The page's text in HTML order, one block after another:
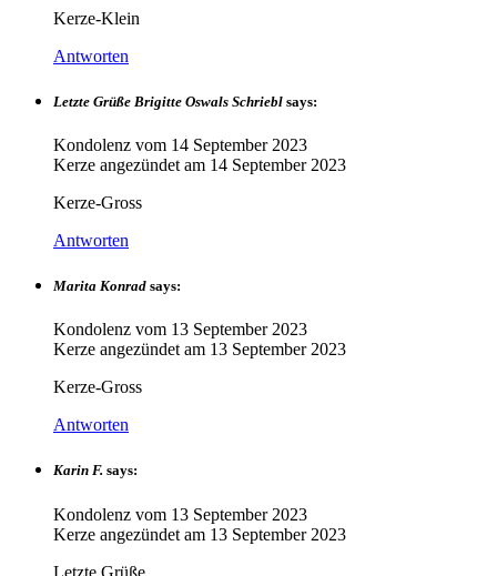
Kerze-Klein
Antworten
Letzte Grüße Brigitte Oswals Schriebl says:
Kondolenz vom 14 September 2023
Kerze angezündet am 14 September 2023
Kerze-Gross
Antworten
Marita Konrad says:
Kondolenz vom 13 September 2023
Kerze angezündet am 13 September 2023
Kerze-Gross
Antworten
Karin F. says:
Kondolenz vom 13 September 2023
Kerze angezündet am 13 September 2023
Letzte Grüße. …